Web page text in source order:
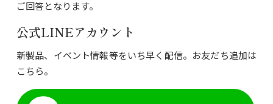
ご回答となります。
公式LINEアカウント
新製品、イベント情報等をいち早く配信。お友だち追加は
こちら。